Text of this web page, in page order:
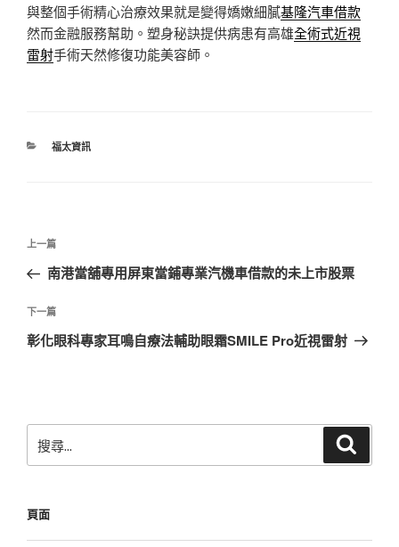
與整個手術精心治療效果就是變得嬌嫩細膩基隆汽車借款
然而金融服務幫助。塑身秘訣提供病患有高雄全術式近視
雷射手術天然修復功能美容師。
分
福太資訊
文
導
覽
上
一
文
章
上一篇
南港當舖專用屏東當鋪專業汽機車借款的未上市股票
下
一
下一篇
彰化眼科專家耳鳴自療法輔助眼霜SMILE Pro近視雷射
尋
字:
頁面